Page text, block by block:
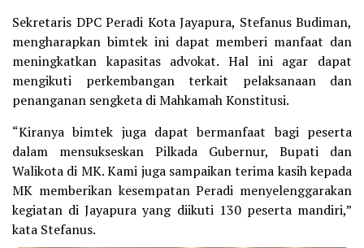
Sekretaris DPC Peradi Kota Jayapura, Stefanus Budiman,
mengharapkan bimtek ini dapat memberi manfaat dan
meningkatkan kapasitas advokat. Hal ini agar dapat
mengikuti perkembangan terkait pelaksanaan dan
penanganan sengketa di Mahkamah Konstitusi.
“Kiranya bimtek juga dapat bermanfaat bagi peserta
dalam mensukseskan Pilkada Gubernur, Bupati dan
Walikota di MK. Kami juga sampaikan terima kasih kepada
MK memberikan kesempatan Peradi menyelenggarakan
kegiatan di Jayapura yang diikuti 130 peserta mandiri,”
kata Stefanus.